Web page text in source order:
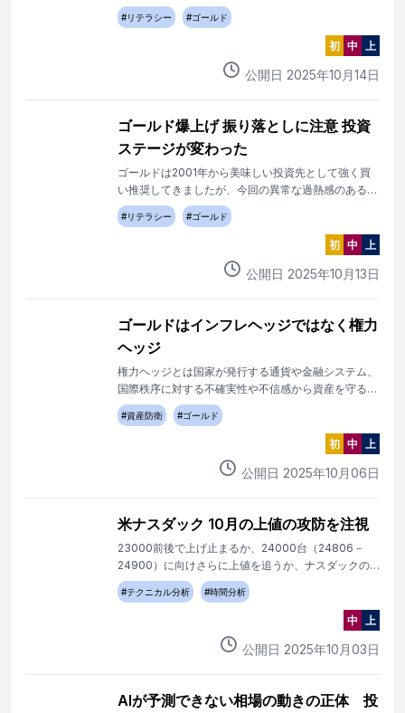
ん。
#リテラシー #ゴールド
初 中 上
公開日 2025年10 月14日
ゴールド爆上げ 振り落としに注意 投資
ステージが変わった
ゴールドは2001年から美味しい投資先として強く買
い推奨してきましたが、今回の異常な過熱感のある上
昇後は、振り落とされやすくなりました。
#リテラシー #ゴールド
初 中 上
公開日 2025年10 月13日
ゴールドはインフレヘッジではなく権力
ヘッジ
権力ヘッジとは国家が発行する通貨や金融システム、
国際秩序に対する不確実性や不信感から資産を守ると
いう考え方です。
#資産防衛 #ゴールド
初 中 上
公開日 2025年10 月06日
米ナスダック 10月の上値の攻防を注視
23000前後で上げ止まるか、24000台（24806－
24900）に向けさらに上値を追うか、ナスダックの
10月相場の上値の攻防に注目。
#テクニカル分析 #時間分析
中 上
公開日 2025年10 月03日
AIが予測できない相場の動きの正体 投